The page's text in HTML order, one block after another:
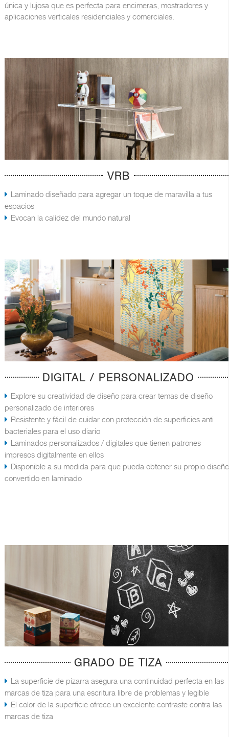
única y lujosa que es perfecta para encimeras, mostradores y
aplicaciones verticales residenciales y comerciales.
VRB
Laminado diseñado para agregar un toque de maravilla a tus
espacios
Evocan la calidez del mundo natural
DIGITAL / PERSONALIZADO
Explore su creatividad de diseño para crear temas de diseño
personalizado de interiores
Resistente y fácil de cuidar con protección de superficies anti
bacteriales para el uso diario
Laminados personalizados / digitales que tienen patrones
impresos digitalmente en ellos
Disponible a su medida para que pueda obtener su propio diseño
convertido en laminado
GRADO DE TIZA
La superficie de pizarra asegura una continuidad perfecta en las
marcas de tiza para una escritura libre de problemas y legible
El color de la superficie ofrece un excelente contraste contra las
marcas de tiza